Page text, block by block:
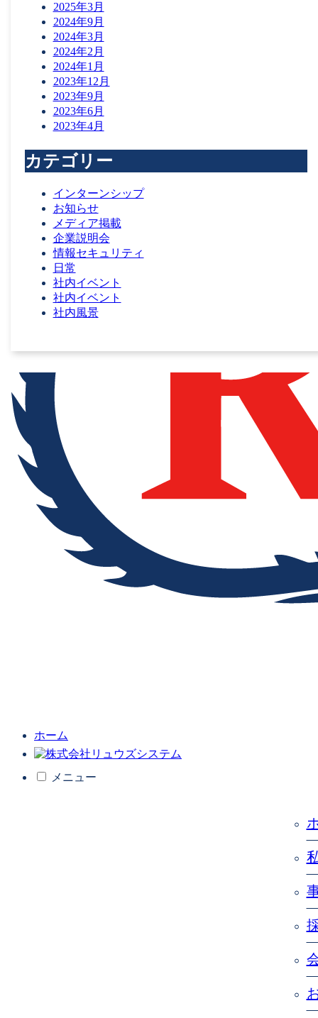
2025年3月
2024年9月
2024年3月
2024年2月
2024年1月
2023年12月
2023年9月
2023年6月
2023年4月
カテゴリー
インターンシップ
お知らせ
メディア掲載
企業説明会
情報セキュリティ
日常
社内イベント
社内イベント
社内風景
株式会社リュウズシステム
〒902-0061
沖縄県那覇市古島一丁目26番地1 サンサンビル3F
TEL：098-943-7301
FAX：098-943-7302
(受付時間 平日 09:00～17:30)
プライバシーポリシー
情報セキュリティ方針
株式会社リュウズシステムはiSSO認証を取得してい
ホーム
メニュー